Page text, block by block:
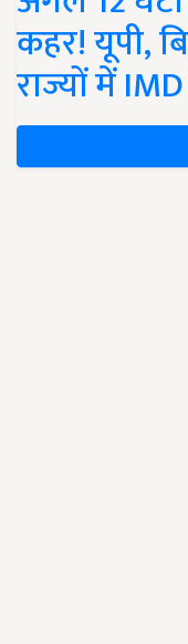
कहर! यूपी,
राज्यों में